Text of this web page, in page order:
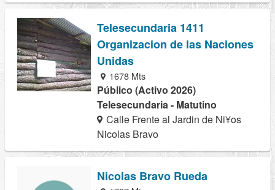
Telesecundaria 1411
Organizacion de las Naciones
Unidas
1678 Mts
Público (Activo 2026)
Telesecundaria - Matutino
Calle Frente al Jardin de Ni¥os
Nicolas Bravo
Nicolas Bravo Rueda